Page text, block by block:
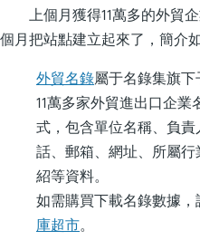
上個月獲得11萬多的外貿企
個月把站點建立起來了，簡介如
外貿名錄屬于名錄集旗
11萬多家外貿進出口企業
式，包含單位名稱、負責
話、郵箱、網址、所屬
紹等資料。
如需購買下載名錄數據，
庫超市。